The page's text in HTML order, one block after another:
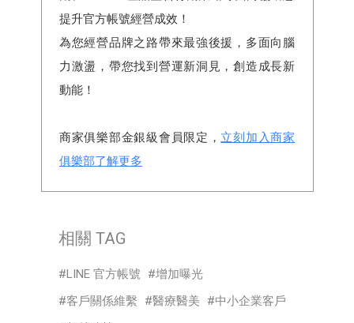
提升官方帳號經營成效！
為您經營品牌之路帶來最強後援，多面向腦
力激盪，帶您找到營運新洞見，創造成長新
動能！
商家俱樂部金銀級會員限定， 立刻加入商家
俱樂部了解更多
相關 TAG
LINE 官方帳號
增加曝光
客戶關係維繫
醫療醫美
中小企業客戶